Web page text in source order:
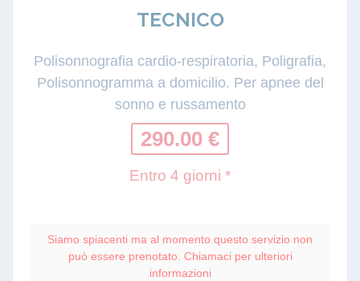
TECNICO
Polisonnografia cardio-respiratoria, Poligrafia,
Polisonnogramma a domicilio. Per apnee del
sonno e russamento
290.00 €
Entro 4 giorni *
Siamo spiacenti ma al momento questo servizio non
può essere prenotato. Chiamaci per ulteriori
informazioni